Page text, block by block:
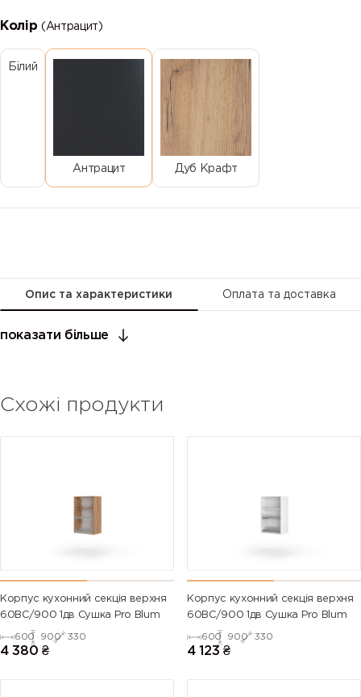
Колір(Антрацит)
Білий
Антрацит Дуб Крафт
Опис та характеристики Оплата та доставка
показати більше
Схожі продукти
Корпус кухонний секцiя верхня
60ВС/900 1дв Сушка Pro Blum
600 900 330
4 380 ₴
Корпус кухонний секцiя верхня
60ВС/900 1дв Сушка Pro Blum
600 900 330
4 123 ₴